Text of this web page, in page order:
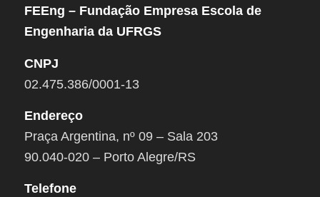
FEEng – Fundação Empresa Escola de
Engenharia da UFRGS
CNPJ
02.475.386/0001-13
Endereço
Praça Argentina, nº 09 – Sala 203
90.040-020 – Porto Alegre/RS
Telefone